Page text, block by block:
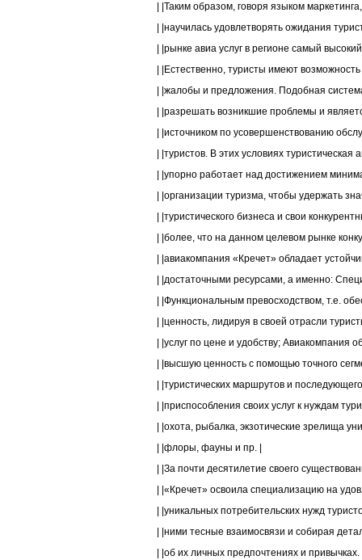
| |Таким образом, говоря языком
| |научилась удовлетворять ожидания
| |рынке авиа услуг в регионе самый
| |Естественно, туристы имеют
| |жалобы и предложения. Подобная
| |разрешать возникшие проблемы и
| |источником по усовершенствованию
| |туристов. В этих условиях туристическая
| |упорно работает над достижением
| |организации туризма, чтобы удержать
| |туристического бизнеса и свои
| |более, что на данном целевом рынке
| |авиакомпания «Кречет» обладает
| |достаточными ресурсами, а именно:
| |Функциональным превосходством, т.е.
| |ценность, лидируя в своей отрасли
| |услуг по цене и удобству; Авиакомпания
| |высшую ценность с помощью точного
| |туристических маршрутов и
| |приспособления своих услуг к нуждам
| |охота, рыбалка, экзотические зрелища
| |флоры, фауны и пр. |
| |За почти десятилетие своего
| |«Кречет» освоила специализацию на
| |уникальных потребительских нужд
| |ними тесные взаимосвязи и собирая
| |об их личных предпочтениях и привычках.